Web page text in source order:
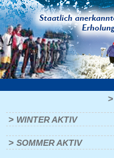
>
> WINTER AKTIV
> SOMMER AKTIV